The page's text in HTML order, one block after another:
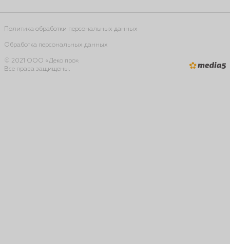
Политика обработки персональных данных
Обработка персональных данных
© 2021 ООО «Деко про».
Все права защищены.